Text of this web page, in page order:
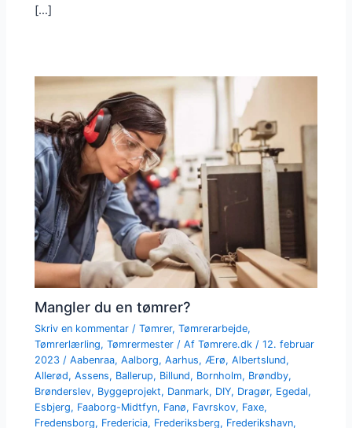
[…]
Mangler du en tømrer?
Skriv en kommentar /Tømrer,Tømrerarbejde,
Tømrerlærling,Tømrermester / AfTømrere.dk/12. februar
2023/Aabenraa,Aalborg,Aarhus,Ærø,Albertslund,
Allerød,Assens, Ballerup, Billund, Bornholm, Brøndby,
Brønderslev, Byggeprojekt, Danmark, DIY, Dragør, Egedal,
Esbjerg, Faaborg-Midtfyn, Fanø, Favrskov, Faxe,
Fredensborg, Fredericia, Frederiksberg, Frederikshavn,